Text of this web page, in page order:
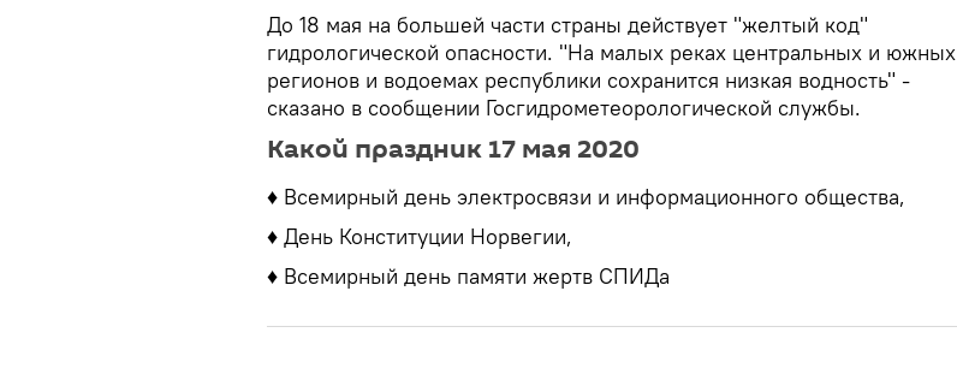
До 18 мая на большей части страны действует "желтый код"
гидрологической опасности. "На малых реках центральных и южных
регионов и водоемах республики сохранится низкая водность" -
сказано в сообщении Госгидрометеорологической службы.
Какой праздник 17 мая 2020
♦ Всемирный день электросвязи и информационного общества,
♦ День Конституции Норвегии,
♦ Всемирный день памяти жертв СПИДа